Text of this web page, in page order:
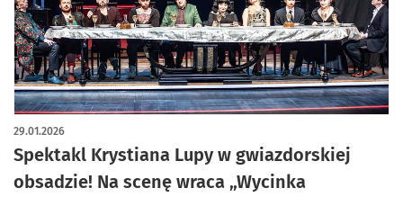
Spektakl Krystiana Lupy w gwiazdorskiej
obsadzie! Na scenę wraca „Wycinka
29.01.2026